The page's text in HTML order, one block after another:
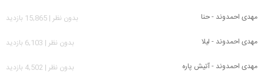
مهدی احمدوند - حنا
بدون نظر | 15,865 بازدید
مهدی احمدوند - لیلا
بدون نظر | 6,103 بازدید
مهدی احمدوند - آتیش پاره
بدون نظر | 4,502 بازدید